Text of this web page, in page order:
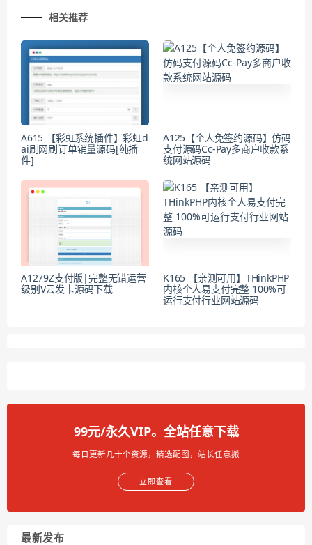
相关推荐
A615 【彩虹系统插件】彩虹d
ai刷网刷订单销量源码[纯插
件]
A125【个人免签约源码】仿码
支付源码Cc-Pay多商户收款系
统网站源码
A1279Z支付版|完整无错运营
级别V云发卡源码下载
K165 【亲测可用】THinkPHP
内核个人易支付完整 100%可
运行支付行业网站源码
99元/永久VIP。全站任意下载
每日更新几十个资源，精选配图，站长任意搬
立即查看
最新发布